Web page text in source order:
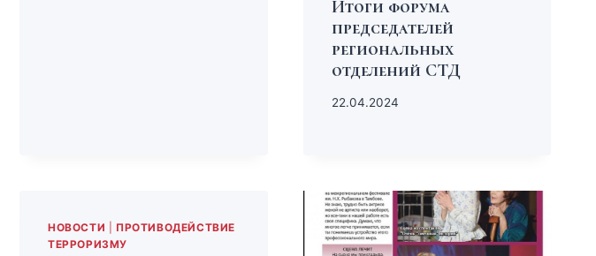
Итоги форума
председателей
региональных
отделений СТД
22.04.2024
НОВОСТИ
ПРОТИВОДЕЙСТВИЕ
ТЕРРОРИЗМУ